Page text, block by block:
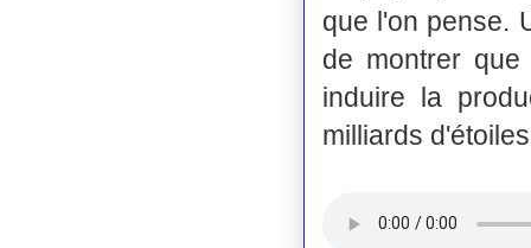
que l'on pense.
de montrer
induire la
milliards